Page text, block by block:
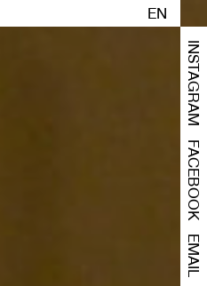
EN
INSTAGRAM
FACEBOOK
EMAIL